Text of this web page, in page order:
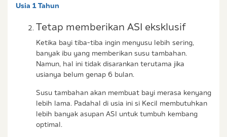
Usia 1 Tahun
Tetap memberikan ASI eksklusif
Ketika bayi tiba-tiba ingin menyusu lebih sering,
banyak ibu yang memberikan susu tambahan.
Namun, hal ini tidak disarankan terutama jika
usianya belum genap 6 bulan.
Susu tambahan akan membuat bayi merasa kenyang
lebih lama. Padahal di usia ini si Kecil membutuhkan
lebih banyak asupan ASI untuk tumbuh kembang
optimal.